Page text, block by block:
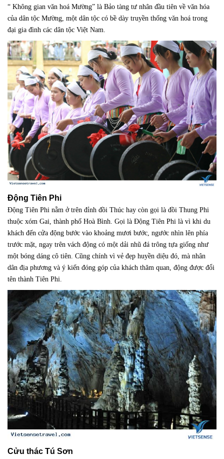
“ Không gian văn hoá Mường” là Bảo tàng tư nhân đầu tiên về văn hóa
của dân tộc Mường, một dân tộc có bề dày truyền thống văn hoá trong
đại gia đình các dân tộc Việt Nam.
Động Tiên Phi
Động Tiên Phi nằm ở trên đỉnh đồi Thúc hay còn gọi là đồi Thung Phi
thuộc xóm Gai, thành phố Hoà Bình. Gọi là Động Tiên Phi là vì khi du
khách đến cửa động b­ước vào khoảng m­ươi bư­ớc, ng­ước nhìn lên phía
trước mặt, ngay trên vách động có một dải nhũ đá trông tựa giống như
một bóng dáng cô tiên. Cũng chính vì vẻ đẹp huyền diệu đó, mà nhân
dân địa ph­ương và ý kiến đóng góp của khách thăm quan, động được đổi
tên thành Tiên Phi.
Cửu thác Tú Sơn